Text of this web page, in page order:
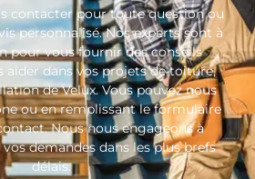
contacter pour toute question ou
personnalisé. Nos experts sont à
pour vous fournir des conseils
aider dans vos projets de toiture,
de Velux. Vous pouvez nous
ou en remplissant le formulaire
Nous nous engageons à
demandes dans les plus brefs
délais.